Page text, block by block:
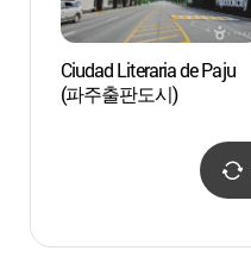
Ciudad Literaria de Paju
(파주출판도시)